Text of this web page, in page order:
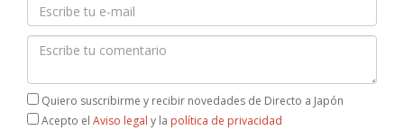
Quiero suscribirme y recibir novedades de Directo a Japón
Acepto el Aviso legal y la política de privacidad